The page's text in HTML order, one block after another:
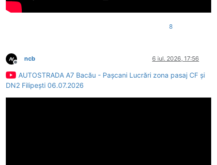
8
Deconectat
ncb 6 iul. 2026, 17:56
AUTOSTRADA A7 Bacău - Pașcani Lucrări zona pasaj CF și
DN2 Filipești 06.07.2026